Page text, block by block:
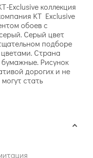
Exclusive коллекция
KT Exclusive
обоев с
Серый цвет
подборе
Страна
Рисунок
дорогих и не
стать